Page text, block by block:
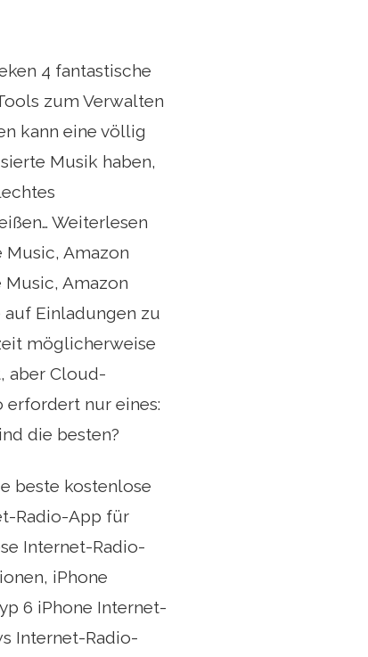
4 fantastische
zum Verwalten
kann eine völlig
Musik haben,
Weiterlesen
Amazon
Amazon
Einladungen zu
möglicherweise
aber Cloud-
erfordert nur eines:
die besten?
beste kostenlose
Radio-App für
Internet-Radio-
iPhone
6 iPhone Internet-
Internet-Radio-